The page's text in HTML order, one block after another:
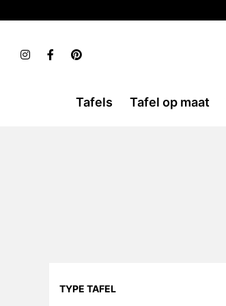
Tafels Tafel op maat
TYPE TAFEL